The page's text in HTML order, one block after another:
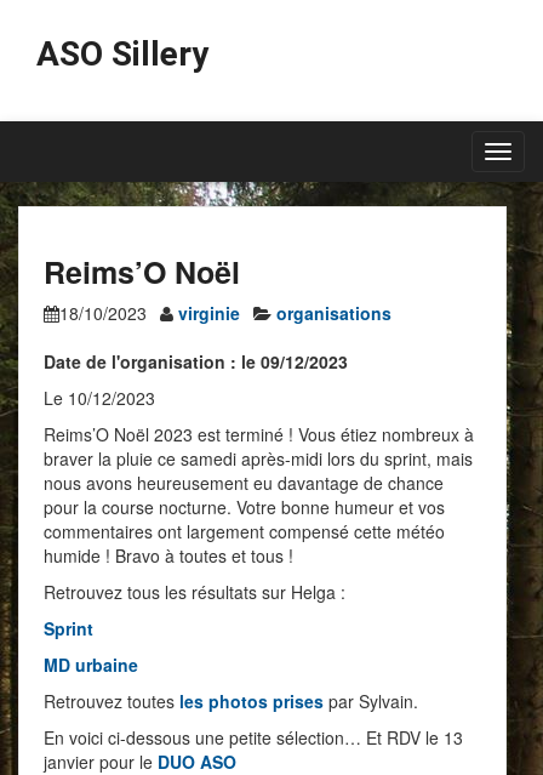
ASO Sillery
Reims’O Noël
18/10/2023 virginie
organisations
Date de l'organisation : le 09/12/2023
Le 10/12/2023
Reims’O Noël 2023 est terminé ! Vous étiez nombreux à
braver la pluie ce samedi après-midi lors du sprint, mais
nous avons heureusement eu davantage de chance
pour la course nocturne. Votre bonne humeur et vos
commentaires ont largement compensé cette météo
humide ! Bravo à toutes et tous !
Retrouvez tous les résultats sur Helga :
Sprint
MD urbaine
Retrouvez toutes les photos prises par Sylvain.
En voici ci-dessous une petite sélection… Et RDV le 13
janvier pour le DUO ASO